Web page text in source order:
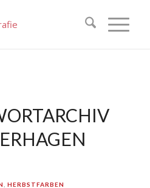
,HERBSTFARBEN